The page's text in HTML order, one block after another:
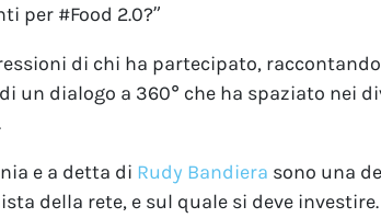
per #Food 2.0?”
di chi ha partecipato,
un dialogo a 360° che ha spaziato nei
e a detta di Rudy Bandiera sono una
della rete, e sul quale si deve investire.